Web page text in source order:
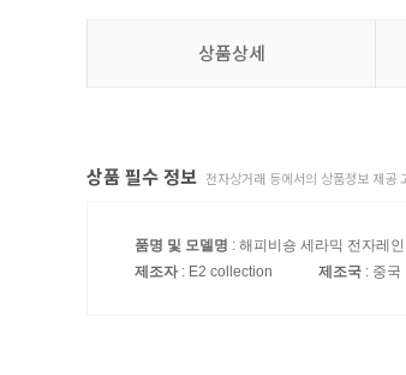
상품상세
상품 필수 정보 전자상거래 등에서의 상품정보 제공
품명 및 모델명 : 해피비숑 세라믹 전자레
제조자: E2 collection 제조국 : 중국